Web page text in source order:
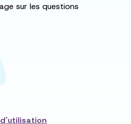
sur les questions